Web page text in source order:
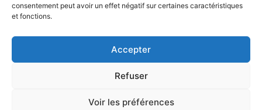
consentement peut avoir un effet négatif sur certaines caractéristiques
et fonctions.
Accepter
Refuser
Voir les préférences
Stand de tir LA BOTZACHE
Près de Mazembroz
Tel: +41 (0)79 220 41 69
Plan d'accès